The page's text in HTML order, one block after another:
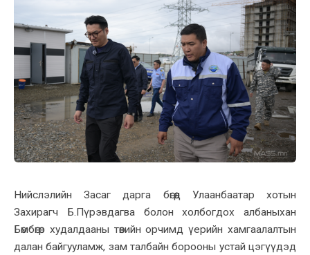
Нийслэлийн Засаг дарга бөгөөд Улаанбаатар хотын
Захирагч Б.Пүрэвдагва болон холбогдох албаныхан
Бөмбөгөр худалдааны төвийн орчимд үерийн хамгаалалтын
далан байгууламж, зам талбайн борооны устай цэгүүдэд